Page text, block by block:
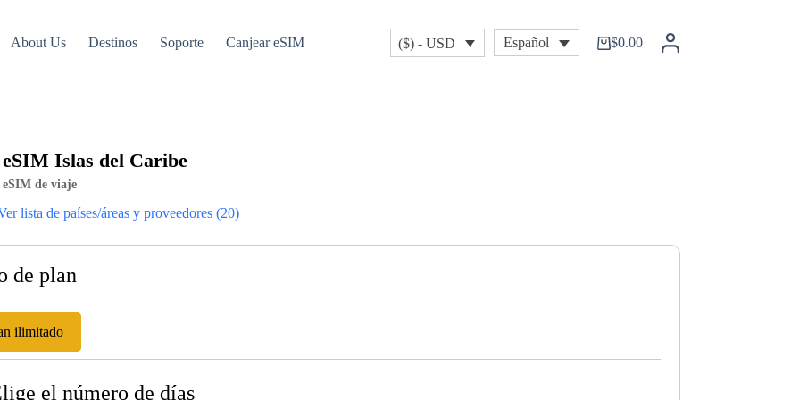
About Us Destinos Soporte Canjear eSIM ($) - USD Español
Shopping
$0.00
eSIM Islas del Caribe
eSIM de viaje
lista de países/áreas y proveedores (20)
de plan
ilimitado
el número de días